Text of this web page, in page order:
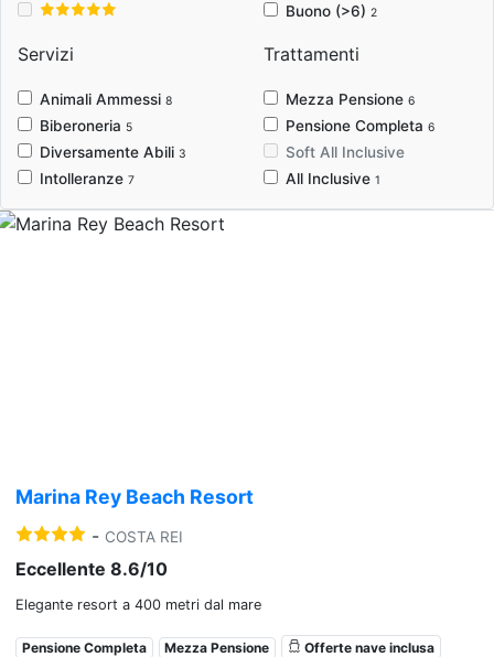
Buono (>6) 2
Servizi
Animali Ammessi 8
Biberoneria 5
Diversamente Abili 3
Intolleranze 7
Trattamenti
Mezza Pensione 6
Pensione Completa 6
Soft All Inclusive
All Inclusive 1
Marina Rey Beach Resort
- COSTA REI
Eccellente 8.6/10
Elegante resort a 400 metri dal mare
Pensione Completa Mezza Pensione Offerte nave inclusa